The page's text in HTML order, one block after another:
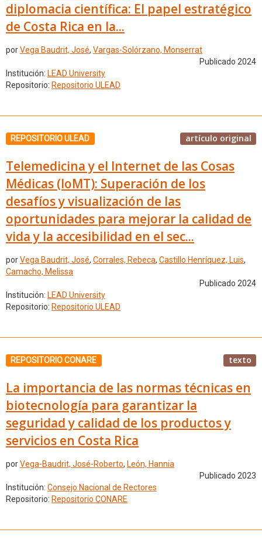
diplomacia científica: El papel estratégico
de Costa Rica en la...
porVega Baudrit, José, Vargas-Solórzano, Monserrat
Publicado 2024
Institución: LEAD University
Repositorio: Repositorio ULEAD
REPOSITORIO ULEAD artículo original
Telemedicina y el Internet de las Cosas
Médicas (IoMT): Superación de los
desafíos y visualización de las
oportunidades para mejorar la calidad de
vida y la accesibilidad en el sec...
porVega Baudrit, José, Corrales, Rebeca, Castillo Henríquez, Luis,
Camacho, Melissa
Publicado 2024
Institución: LEAD University
Repositorio: Repositorio ULEAD
REPOSITORIO CONARE texto
La importancia de las normas técnicas en
biotecnología para garantizar la
seguridad y calidad de los productos y
servicios en Costa Rica
porVega-Baudrit, José-Roberto, León, Hannia
Publicado 2023
Institución: Consejo Nacional de Rectores
Repositorio: Repositorio CONARE